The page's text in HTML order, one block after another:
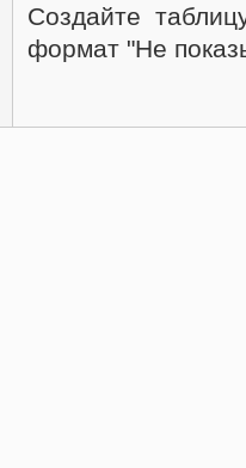
Создайте
формат "Не